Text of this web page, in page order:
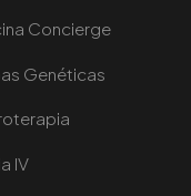
Concierge
Genéticas
IV